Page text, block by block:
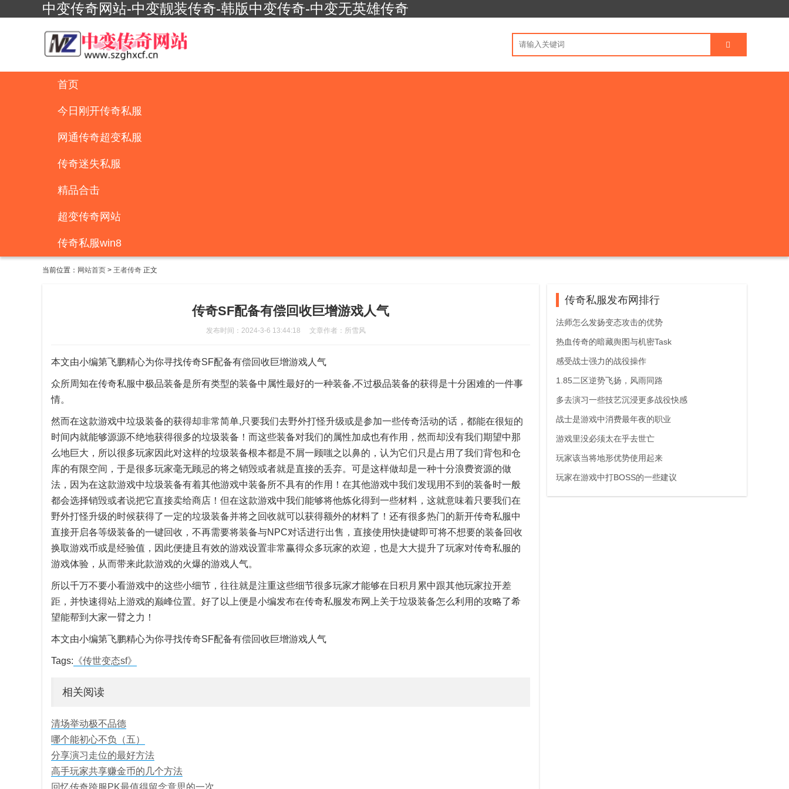
中变传奇网站-中变靓装传奇-韩版中变传奇-中变无英雄传奇
首页
今日刚开传奇私服
网通传奇超变私服
传奇迷失私服
精品合击
超变传奇网站
传奇私服win8
当前位置： 网站首页 > 王者传奇 正文
传奇SF配备有偿回收巨增游戏人气
发布时间：2024-3-6 13:44:18 文章作者：所雪风
本文由小编第飞鹏精心为你寻找传奇SF配备有偿回收巨增游戏人气
众所周知在传奇私服中极品装备是所有类型的装备中属性最好的一种装备,不过极品装备的获得是十分困难的一件事
情。
然而在这款游戏中垃圾装备的获得却非常简单,只要我们去野外打怪升级或是参加一些传奇活动的话，都能在很短的
时间内就能够源源不绝地获得很多的垃圾装备！而这些装备对我们的属性加成也有作用，然而却没有我们期望中那
么地巨大，所以很多玩家因此对这样的垃圾装备根本都是不屑一顾嗤之以鼻的，认为它们只是占用了我们背包和仓
库的有限空间，于是很多玩家毫无顾忌的将之销毁或者就是直接的丢弃。可是这样做却是一种十分浪费资源的做
法，因为在这款游戏中垃圾装备有着其他游戏中装备所不具有的作用！在其他游戏中我们发现用不到的装备时一般
都会选择销毁或者说把它直接卖给商店！但在这款游戏中我们能够将他炼化得到一些材料，这就意味着只要我们在
野外打怪升级的时候获得了一定的垃圾装备并将之回收就可以获得额外的材料了！还有很多热门的新开传奇私服中
直接开启各等级装备的一键回收，不再需要将装备与NPC对话进行出售，直接使用快捷键即可将不想要的装备回收
换取游戏币或是经验值，因此便捷且有效的游戏设置非常赢得众多玩家的欢迎，也是大大提升了玩家对传奇私服的
游戏体验，从而带来此款游戏的火爆的游戏人气。
所以千万不要小看游戏中的这些小细节，往往就是注重这些细节很多玩家才能够在日积月累中跟其他玩家拉开差
距，并快速得站上游戏的巅峰位置。好了以上便是小编发布在传奇私服发布网上关于垃圾装备怎么利用的攻略了希
望能帮到大家一臂之力！
本文由小编第飞鹏精心为你寻找传奇SF配备有偿回收巨增游戏人气
Tags: 《传世变态sf》
相关阅读
清场举动极不品德
哪个能初心不负（五）
分享演习走位的最好方法
高手玩家共享赚金币的几个方法
回忆传奇跨服PK最值得留念意思的一次
传奇私服发布网排行
法师怎么发扬变态攻击的优势
热血传奇的暗藏舆图与机密Task
感受战士强力的战役操作
1.85二区逆势飞扬，风雨同路
多去演习一些技艺沉浸更多战役快感
战士是游戏中消费最年夜的职业
游戏里没必须太在乎去世亡
玩家该当将地形优势使用起来
玩家在游戏中打BOSS的一些建议